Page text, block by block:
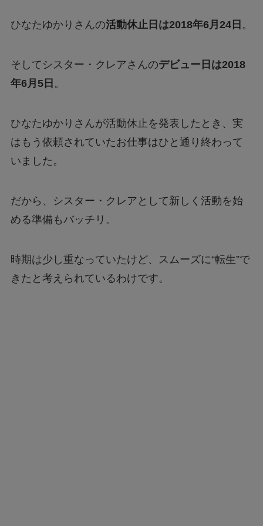
ひなたゆかりさんの活動休止日は2018年6月24日 。
そしてシスター・クレアさんのデビュー日は2018
年6月5日 。
ひなたゆかりさんが活動休止を発表したとき、実
はもう依頼されていたお仕事はひと通り終わって
いました。
だから、シスター・クレアとして新しく活動を始
める準備もバッチリ。
時期は少し重なっていたけど、スムーズに“転生”で
きたと考えられているわけです。